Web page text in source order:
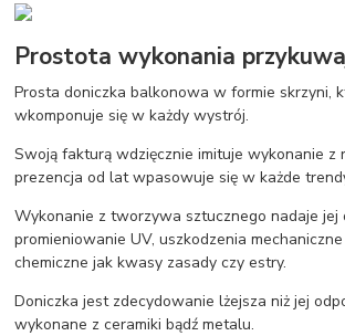
Prostota wykonania
Prosta doniczka balkonowa w formie skrzyni,
wkomponuje się w każdy wystrój.
Swoją fakturą wdzięcznie imituje wykonanie z
prezencja od lat wpasowuje się w każde
Wykonanie z tworzywa sztucznego nadaje jej
promieniowanie UV, uszkodzenia
chemiczne jak kwasy zasady czy estry.
Doniczka jest zdecydowanie lżejsza niż jej
wykonane z ceramiki bądź metalu.